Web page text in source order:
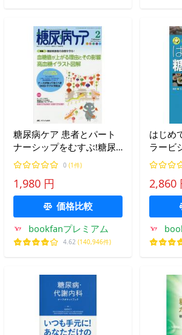
糖尿病ケア 患者とパート
ナーシップをむすぶ!糖尿
病スタッフ応援専門誌
Vol.14No.2(2017-2)
0 (1件)
1,980 円
価格比較
bookfanプレミアム
4.62 (140,946件)
はじめ
ラービ
る!/石
2,860